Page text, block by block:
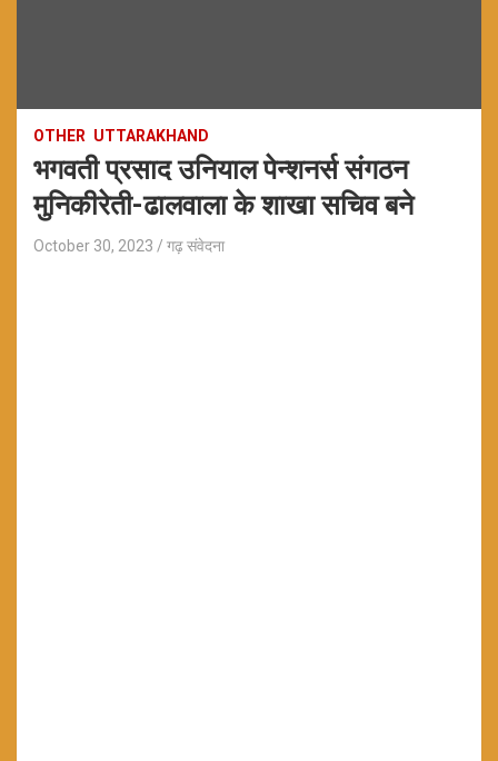
OTHER UTTARAKHAND
भगवती प्रसाद उनियाल पेन्शनर्स संगठन
मुनिकीरेती-ढालवाला के शाखा सचिव बने
October 30, 2023 गढ़ संवेदना